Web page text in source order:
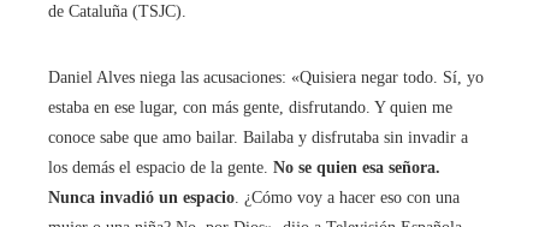
de Cataluña (TSJC).
Daniel Alves niega las acusaciones: «Quisiera negar todo. Sí, yo
estaba en ese lugar, con más gente, disfrutando. Y quien me
conoce sabe que amo bailar. Bailaba y disfrutaba sin invadir a
los demás el espacio de la gente. No se quien esa señora.
Nunca invadió un espacio . ¿Cómo voy a hacer eso con una